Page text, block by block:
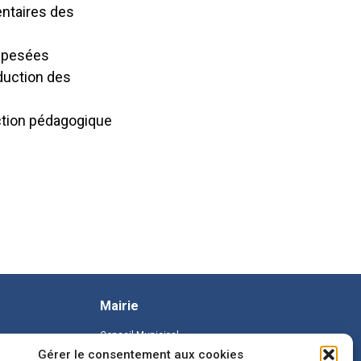
Gérer le consentement aux cookies
des
pesées
des
pédagogique
Mairie
Conseil Municipal